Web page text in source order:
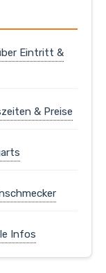
Eintritt &
& Preise
Infos